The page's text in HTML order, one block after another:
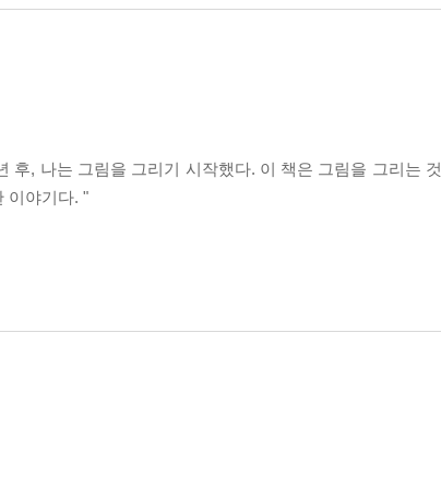
후, 나는 그림을 그리기 시작했다. 이 책은 그림을 그리는 것
이야기다. "